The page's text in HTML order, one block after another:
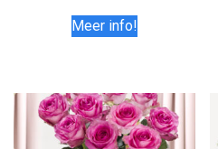
Meer info!